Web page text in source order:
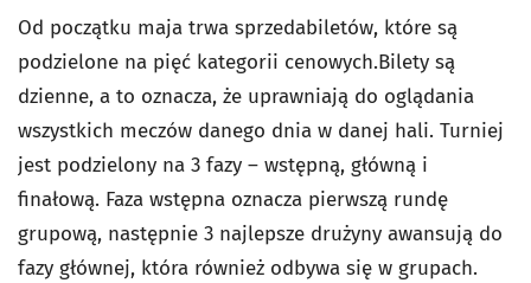
Od początku maja trwa sprzedabiletów, które są
podzielone na pięć kategorii cenowych.Bilety są
dzienne, a to oznacza, że uprawniają do oglądania
wszystkich meczów danego dnia w danej hali. Turniej
jest podzielony na 3 fazy – wstępną, główną i
finałową. Faza wstępna oznacza pierwszą rundę
grupową, następnie 3 najlepsze drużyny awansują do
fazy głównej, która również odbywa się w grupach.